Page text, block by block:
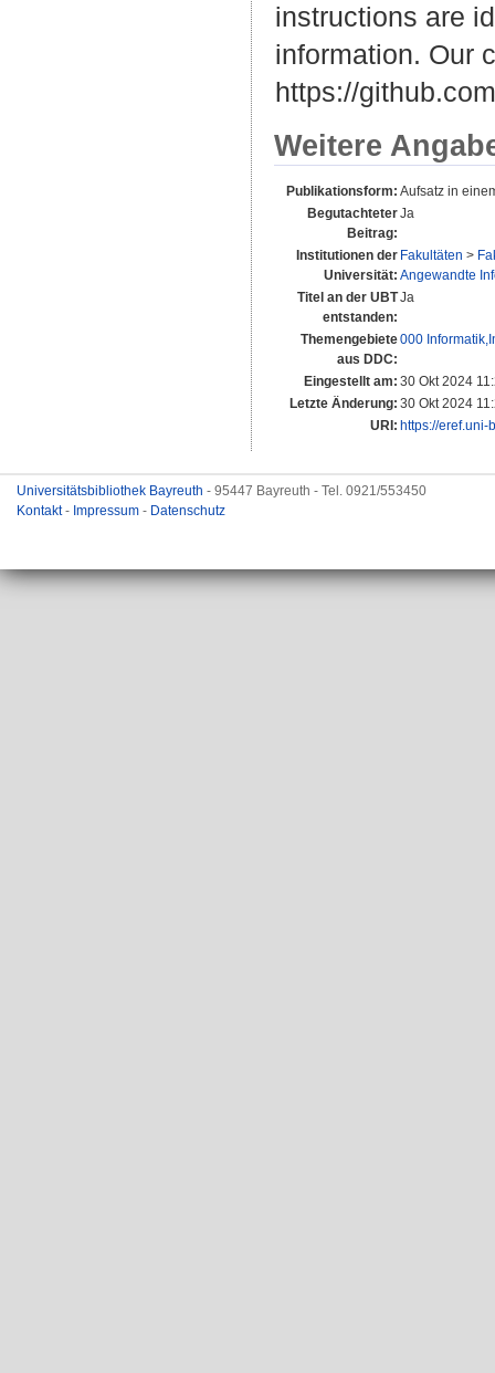
instructions are
information. Our
https://
Weitere
Publikationsform: Aufsatz in
Begutachteter
Beitrag:
Ja
Institutionen der
Universität:
Fakultäten >
Angewandte
Titel an der UBT
entstanden:
Ja
Themengebiete
aus DDC:
000
Eingestellt am: 30 Okt 2024
Letzte Änderung: 30 Okt 2024
URI: https://eref.uni-
Universitätsbibliothek Bayreuth - 95447 Bayreuth - Tel. 0921/553450
Kontakt- Impressum - Datenschutz